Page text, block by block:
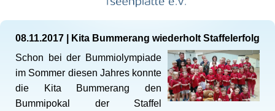
08.11.2017
Kita Bummerang wiederholt Staffelerfolg
Schon bei der Bummiolympiade
im Sommer diesen Jahres konnte
die Kita Bummerang den
Bummipokal der Staffel